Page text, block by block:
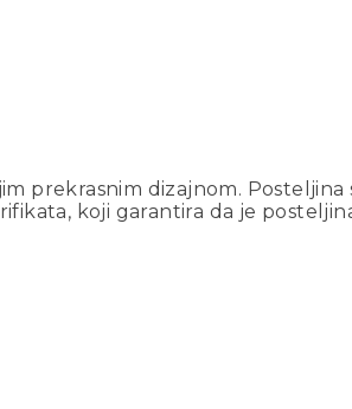
prekrasnim dizajnom.
koji garantira da je